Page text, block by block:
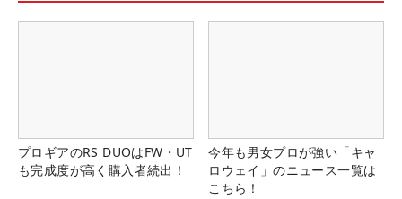
プロギアのRS DUOはFW・UT
も完成度が高く購入者続出！
今年も男女プロが強い「キャ
ロウェイ」のニュース一覧は
こちら！